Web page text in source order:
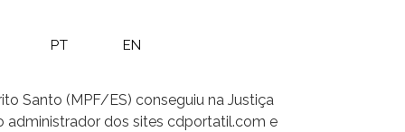
PT EN
Santo (MPF/ES) conseguiu na Justiça
administrador dos sites cdportatil.com e